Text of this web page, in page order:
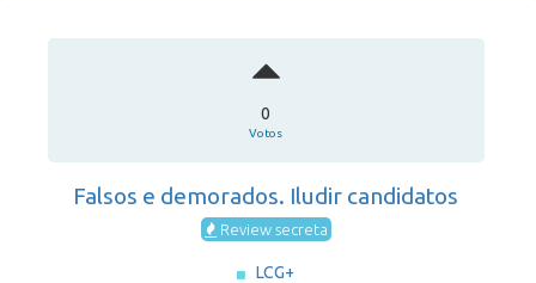
0
Votos
Falsos e demorados. Iludir candidatos
Review secreta
LCG+